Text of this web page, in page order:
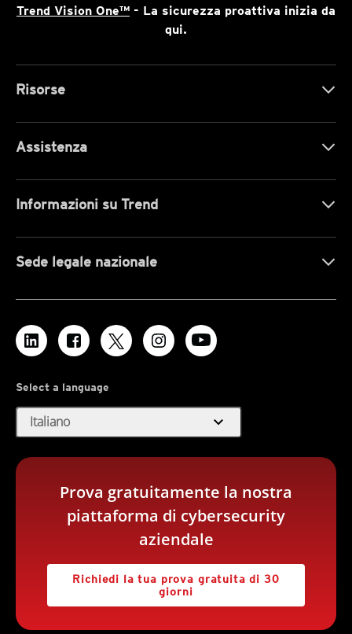
Trend Vision One™ - La sicurezza proattiva inizia da
qui.
Risorse
Assistenza
Informazioni su Trend
Sede legale nazionale
Select a language
Italiano expand_more
Prova gratuitamente la nostra
piattaforma di cybersecurity
aziendale
Richiedi la tua prova gratuita di 30
giorni